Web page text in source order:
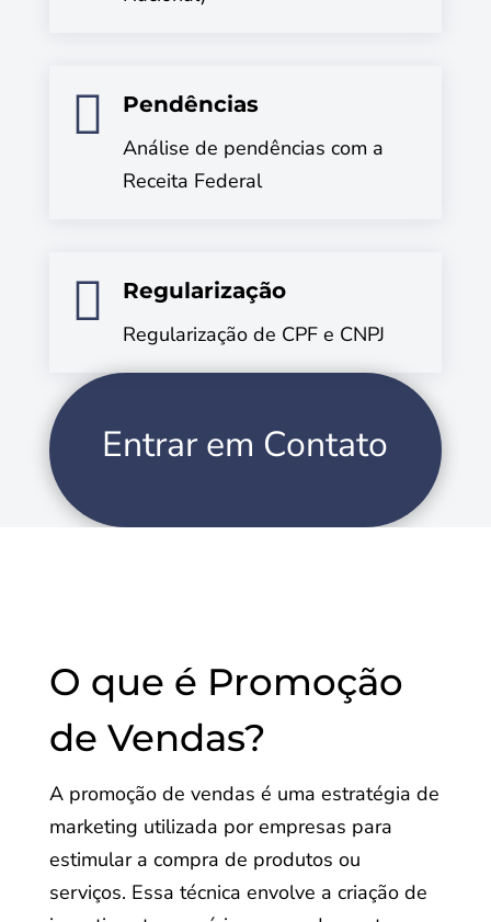

Pendências
Análise de pendências com a
Receita Federal

Regularização
Regularização de CPF e CNPJ
Entrar em Contato
O que é Promoção
de Vendas?
A promoção de vendas é uma estratégia de
marketing utilizada por empresas para
estimular a compra de produtos ou
serviços. Essa técnica envolve a criação de